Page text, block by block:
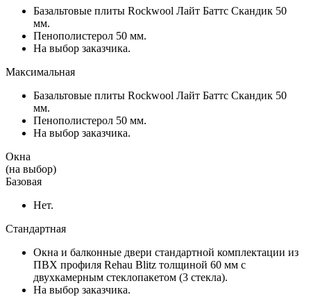
Базальтовые плиты Rockwool Лайт Баттс Скандик 50
мм.
Пенополистерол 50 мм.
На выбор заказчика.
Максимальная
Базальтовые плиты Rockwool Лайт Баттс Скандик 50
мм.
Пенополистерол 50 мм.
На выбор заказчика.
Окна
(на выбор)
Базовая
Нет.
Стандартная
Окна и балконные двери стандартной комплектации из
ПВХ профиля Rehau Blitz толщиной 60 мм с
двухкамерным стеклопакетом (3 стекла).
На выбор заказчика.